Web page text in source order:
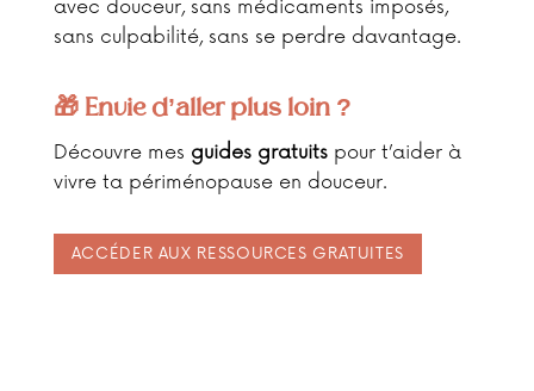
avec douceur, sans médicaments imposés,
sans culpabilité, sans se perdre davantage.
🎁 Envie d’aller plus loin ?
Découvre mes guides gratuitspour t’aider à
vivre ta périménopause en douceur.
ACCÉDER AUX RESSOURCES GRATUITES